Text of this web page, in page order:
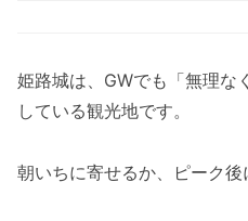
姫路城は、GWでも「無理な
している観光地です。
朝いちに寄せるか、ピーク後